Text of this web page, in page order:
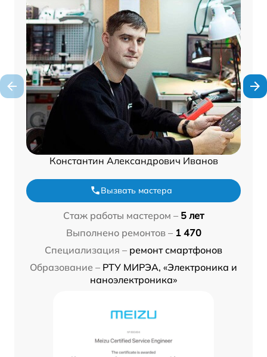
Константин Александрович Иванов
Вызвать мастера
Стаж работы мастером – 5 лет
Выполнено ремонтов – 1 470
Специализация – ремонт смартфонов
Образование – РТУ МИРЭА, «Электроника и
наноэлектроника»